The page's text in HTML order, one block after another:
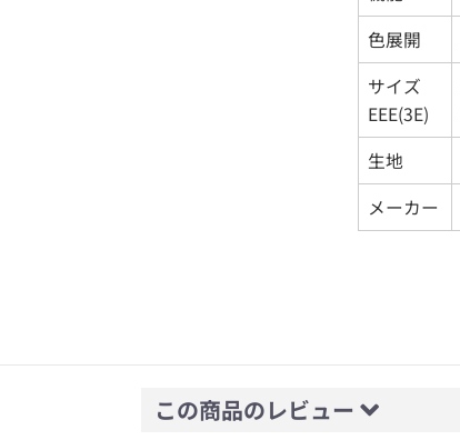
色展開
サイズ
EEE(3E)
生地
メーカー
この商品のレビュー